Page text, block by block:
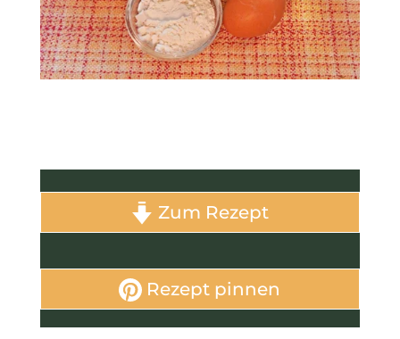
Zum Rezept
Rezept pinnen